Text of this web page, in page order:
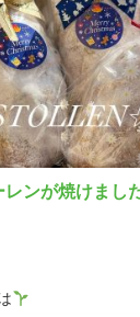
レンが焼けまし